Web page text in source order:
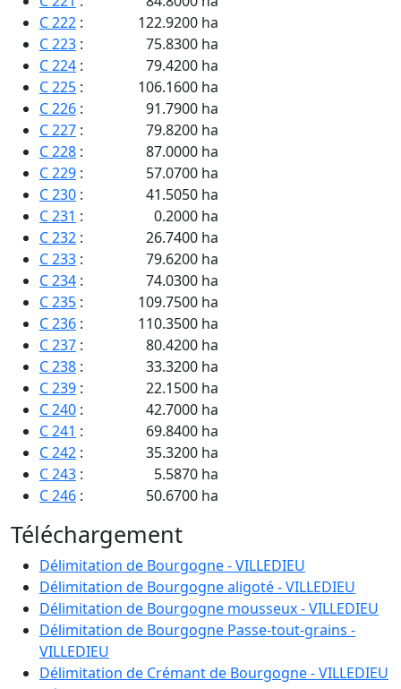
C 222 :
122.9200 ha
C 223 :
75.8300 ha
C 224 :
79.4200 ha
C 225 :
106.1600 ha
C 226 :
91.7900 ha
C 227 :
79.8200 ha
C 228 :
87.0000 ha
C 229 :
57.0700 ha
C 230 :
41.5050 ha
C 231 :
0.2000 ha
C 232 :
26.7400 ha
C 233 :
79.6200 ha
C 234 :
74.0300 ha
C 235 :
109.7500 ha
C 236 :
110.3500 ha
C 237 :
80.4200 ha
C 238 :
33.3200 ha
C 239 :
22.1500 ha
C 240 :
42.7000 ha
C 241 :
69.8400 ha
C 242 :
35.3200 ha
C 243 :
5.5870 ha
C 246 :
50.6700 ha
C 248:
46.4800 ha
C 249:
46.6800 ha
C 250:
45.6850 ha
C 251:
47.4800 ha
C 252:
45.6850 ha
C 253:
C 254:
47.8750 ha
Téléchargement
Délimitation de Bourgogne - VILLEDIEU
Délimitation de Bourgogne aligoté - VILLEDIEU
Délimitation de Bourgogne mousseux - VILLEDIEU
Délimitation de Bourgogne Passe-tout-grains -
VILLEDIEU
Délimitation de Crémant de Bourgogne - VILLEDIEU